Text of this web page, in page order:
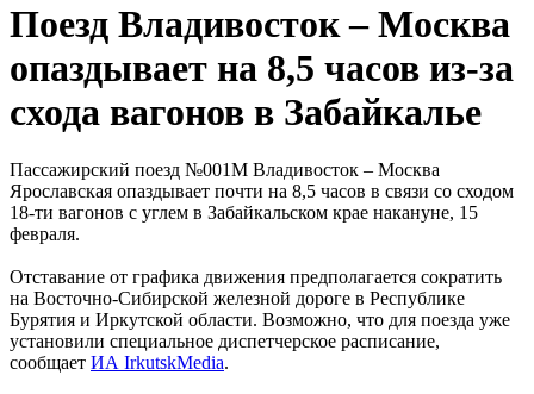
Поезд Владивосток – Москва
опаздывает на 8,5 часов из-за
схода вагонов в Забайкалье
Пассажирский поезд №001М Владивосток – Москва
Ярославская опаздывает почти на 8,5 часов в связи со сходом
18-ти вагонов с углем в Забайкальском крае накануне, 15
февраля.
Отставание от графика движения предполагается сократить
на Восточно-Сибирской железной дороге в Республике
Бурятия и Иркутской области. Возможно, что для поезда уже
установили специальное диспетчерское расписание,
сообщает ИА IrkutskMedia.